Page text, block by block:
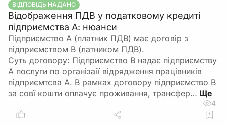
ВІДПОВІДЬ НАДАНО
Відображення ПДВ у податковому кредиті
підприємства А: нюанси
Підприємство А (платник ПДВ) має договір з
підприємством В (латником ПДВ).
Суть договору: Підприємство В надає підприємству
А послуги по організаії відрядження працівників
підприємтсва А. В рамках договору підприємство В
за совї кошти оплачує проживання, трансфер…
4